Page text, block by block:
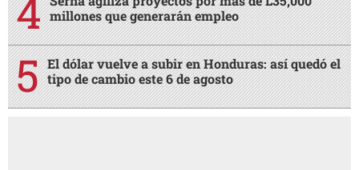
millones que generarán empleo
El dólar vuelve a subir en Honduras: así quedó el
tipo de cambio este 6 de agosto